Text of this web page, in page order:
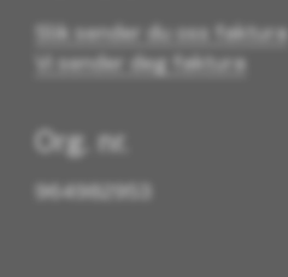
Slik sender du oss faktura
Vi sender deg faktura
Org. nr.
964982953